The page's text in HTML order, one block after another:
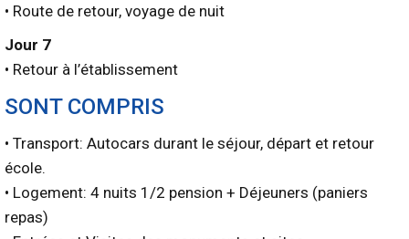
• Route de retour, voyage de nuit
Jour 7
• Retour à l’établissement
SONT COMPRIS
• Transport: Autocars durant le séjour, départ et retour
école.
• Logement: 4 nuits 1/2 pension + Déjeuners (paniers
repas)